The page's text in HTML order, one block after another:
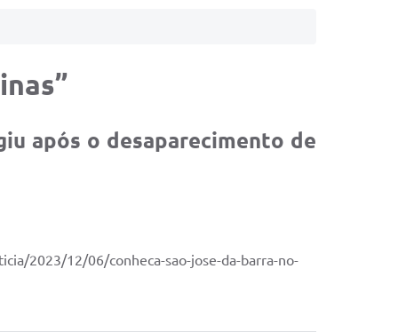
após o desaparecimento de
2023/12/06/conheca-sao-jose-da-barra-no-